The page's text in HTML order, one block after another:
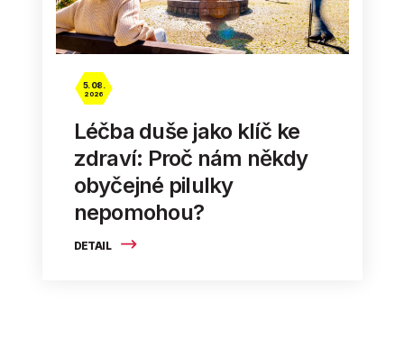
DETAIL
5. 08.
2026
Léčba duše jako klíč ke
zdraví: Proč nám někdy
obyčejné pilulky
nepomohou?